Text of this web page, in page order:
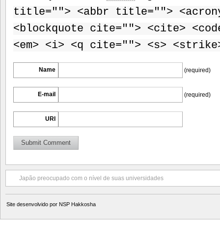
title=""> <abbr title="">
<blockquote cite=""> <cite>
<em> <i> <q cite=""> <s>
Name (required)
E-mail (required)
URI
Japão preocupado com o nível de suas universidades
Site desenvolvido por NSP Hakkosha